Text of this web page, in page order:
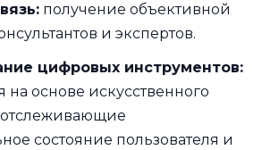
получение объективной
и экспертов.
цифровых инструментов:
основе искусственного
отслеживающие
состояние пользователя и